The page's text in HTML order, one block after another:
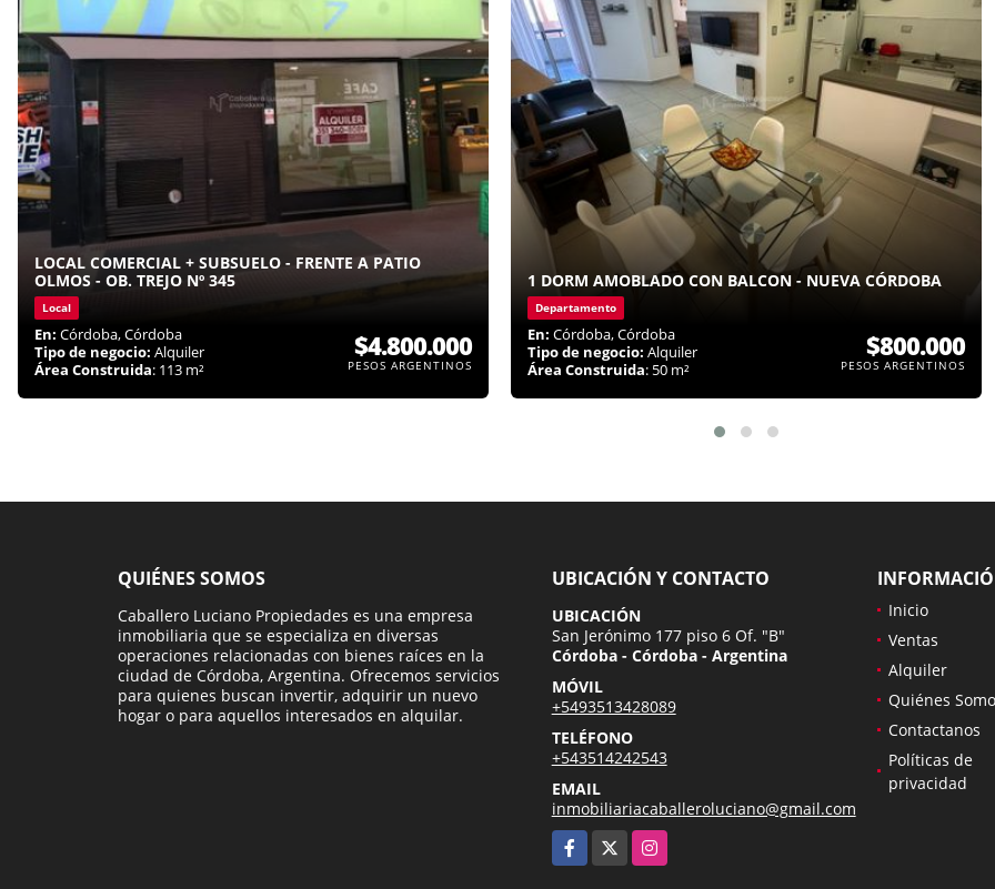
LOCAL COMERCIAL + SUBSUELO - FRENTE A PATIO
OLMOS - OB. TREJO Nº 345
Local
En: Córdoba, Córdoba
Tipo de negocio: Alquiler
Área Construida: 113 m²
$4.800.000
PESOS ARGENTINOS
1 DORM AMOBLADO CON BALCON - NUEVA CÓRDOBA
Departamento
En: Córdoba, Córdoba
Tipo de negocio: Alquiler
Área Construida: 50 m²
$800.000
PESOS ARGENTINOS
QUIÉNES SOMOS
Caballero Luciano Propiedades es una empresa
inmobiliaria que se especializa en diversas
operaciones relacionadas con bienes raíces en la
ciudad de Córdoba, Argentina. Ofrecemos servicios
para quienes buscan invertir, adquirir un nuevo
hogar o para aquellos interesados en alquilar.
UBICACIÓN Y CONTACTO
UBICACIÓN
San Jerónimo 177 piso 6 Of. "B"
Córdoba - Córdoba - Argentina
MÓVIL
+5493513428089
TELÉFONO
+543514242543
EMAIL
inmobiliariacaballeroluciano@gmail.com
Facebook
Instagram
Inicio
Ventas
Alquiler
Quiénes
Contactanos
Políticas de
privacidad